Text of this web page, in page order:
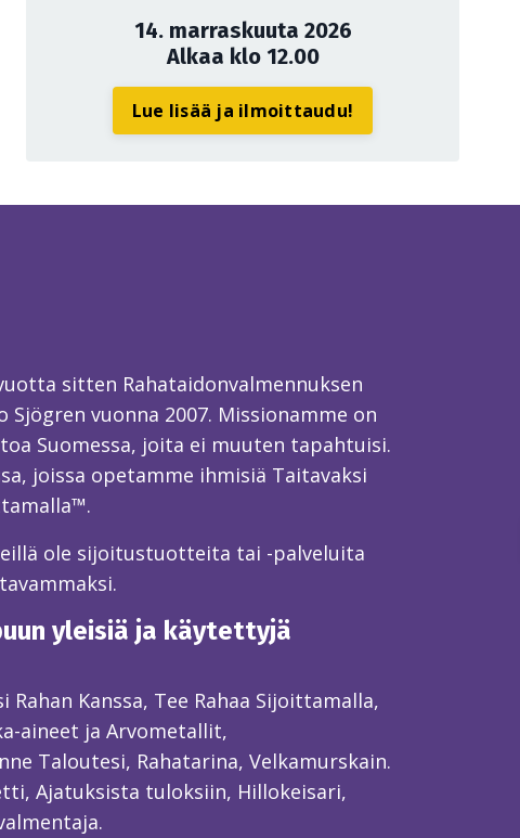
14. marraskuuta 2026
Alkaa klo 12.00
Lue lisää ja ilmoittaudu!
sitten Rahataidonvalmennuksen
vuonna 2007. Missionamme on
Suomessa, joita ei muuten tapahtuisi.
joissa opetamme ihmisiä Taitavaksi
ole sijoitustuotteita tai -palveluita
yleisiä ja käytettyjä
Kanssa, Tee Rahaa Sijoittamalla,
aineet ja Arvometallit,
Taloutesi, Rahatarina, Velkamurskain.
Ajatuksista tuloksiin, Hillokeisari,